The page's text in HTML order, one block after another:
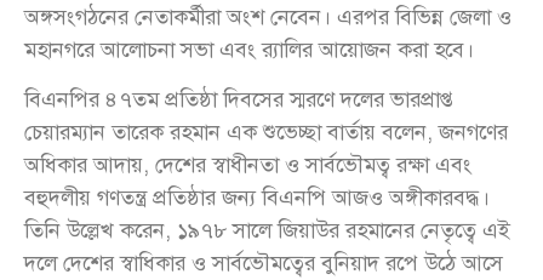
অঙ্গসংগঠনের নেতাকর্মীরা অংশ নেবেন। এরপর বিভিন্ন জেলা ও
মহানগরে আলোচনা সভা এবং র‌্যালির আয়োজন করা হবে।
বিএনপির ৪৭তম প্রতিষ্ঠা দিবসের স্মরণে দলের ভারপ্রাপ্ত
চেয়ারম্যান তারেক রহমান এক শুভেচ্ছা বার্তায় বলেন, জনগণের
অধিকার আদায়, দেশের স্বাধীনতা ও সার্বভৌমত্ব রক্ষা এবং
বহুদলীয় গণতন্ত্র প্রতিষ্ঠার জন্য বিএনপি আজও অঙ্গীকারবদ্ধ।
তিনি উল্লেখ করেন, ১৯৭৮ সালে জিয়াউর রহমানের নেতৃত্বে এই
দলে দেশের স্বাধিকার ও সার্বভৌমত্বের বুনিয়াদ রপে উঠে আসে